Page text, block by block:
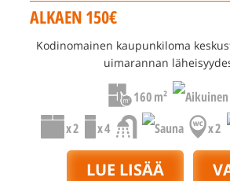
ALKAEN 150€
Kodinomainen kaupunkiloma
uimarannan
160 m²
x 2
x 4 x 2
LUE LISÄÄ